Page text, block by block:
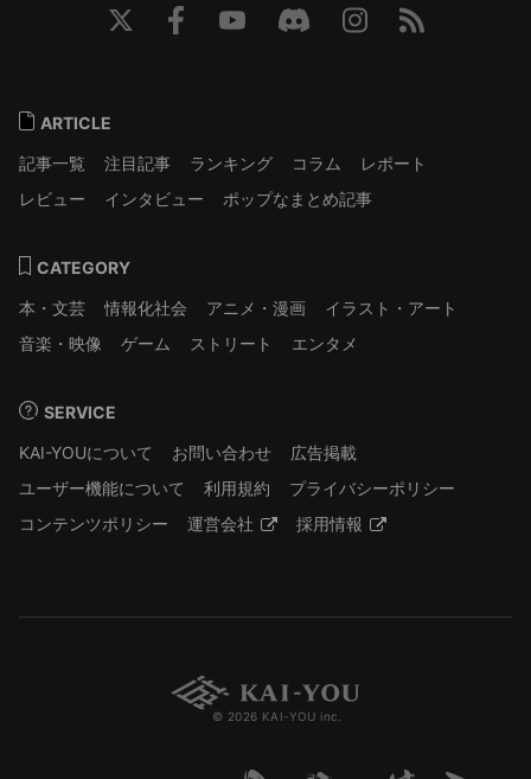
ARTICLE
記事一覧
注目記事 ランキング コラム
レポート
レビュー
インタビュー ポップなまとめ記事
CATEGORY
本・文芸
情報化社会 アニメ・漫画
イラスト・アート
音楽・映像
ゲーム ストリート エンタメ
SERVICE
KAI-YOUについて
お問い合わせ
広告掲載
ユーザー機能について
利用規約
プライバシーポリシー
コンテンツポリシー
運営会社 採用情報
© 2026 KAI-YOU inc.